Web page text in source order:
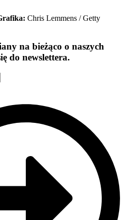
Chris Lemmens / Getty
na bieżąco o naszych
do newslettera.